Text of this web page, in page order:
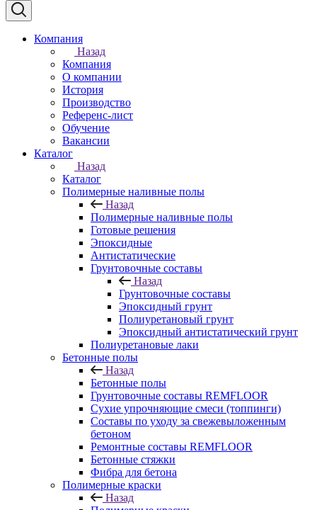
Компания
Назад
Компания
О компании
История
Производство
Референс-лист
Обучение
Вакансии
Каталог
Назад
Каталог
Полимерные наливные полы
Назад
Полимерные наливные полы
Готовые решения
Эпоксидные
Антистатические
Грунтовочные составы
Назад
Грунтовочные составы
Эпоксидный грунт
Полиуретановый грунт
Эпоксидный антистатический грунт
Полиуретановые лаки
Бетонные полы
Назад
Бетонные полы
Грунтовочные составы REMFLOOR
Сухие упрочняющие смеси (топпинги)
Составы по уходу за свежевыложенным
бетоном
Ремонтные составы REMFLOOR
Бетонные стяжки
Фибра для бетона
Полимерные краски
Назад